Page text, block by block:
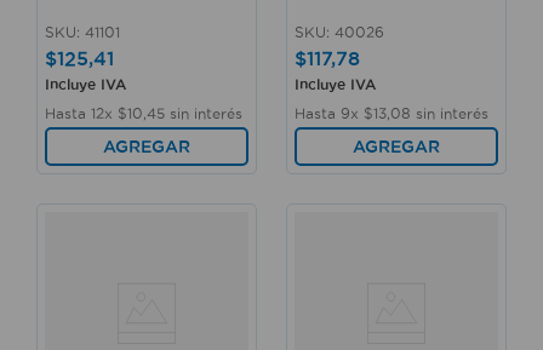
SKU: 41101
$125,41
Incluye IVA
Hasta 12x $10 45 sin interés
AGREGAR
SKU: 40026
$117,78
Incluye IVA
Hasta 9x $13 08 sin interés
AGREGAR